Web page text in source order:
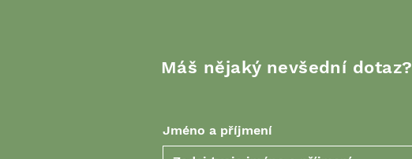
Máš nějaký nevšední dotaz?
Jméno a příjmení